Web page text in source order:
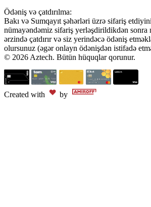
Ödəniş və çatdırılma:
Bakı və Sumqayıt şəhərləri üzrə sifariş
nümayəndəmiz sifariş yerləşdirildikdən sonra
ərzində çatdırır və siz yerindəcə ödəniş
olursunuz (əgər onlayn ödənişdən istifadə
© 2026 Aztech. Bütün hüquqlar qorunur.
Created with by